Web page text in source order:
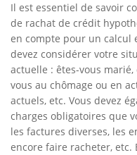
Il est essentiel de savoir
de rachat de crédit
en compte pour un calcul
devez considérer votre
actuelle : êtes-vous
vous au chômage ou en
actuels, etc. Vous devez
charges obligatoires que
les factures diverses, les
encore faire racheter, etc.